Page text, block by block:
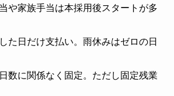
や家族手当は本採用後スタートが多
た日だけ支払い。雨休みはゼロの日
数に関係なく固定。ただし固定残業